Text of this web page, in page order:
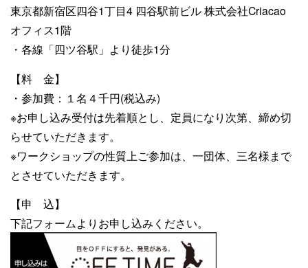
東京都新宿区四谷1丁目4 四谷駅前ビル 株式会社Criacao
オフィス1階
・各線「四ツ谷駅」より徒歩1分
【料 金】
・参加費：１名４千円(税込み)
※お申し込み受付は先着順とし、定員になり次第、締め切
らせていただきます。
※ワークショップの性質上ご参加は、一団体、三名様まで
とさせていただきます。
【申 込】
下記フォームよりお申し込みください。